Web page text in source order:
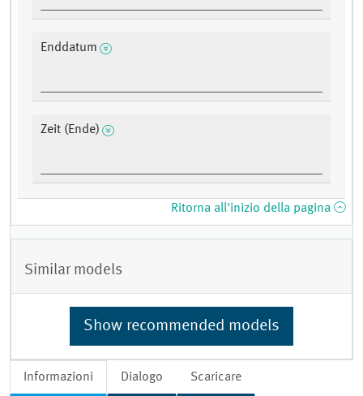
Informazioni Dialogo Scaricare
Enddatum
Zeit (Ende)
Ritorna all'inizio della pagina
Similar models
Show recommended models